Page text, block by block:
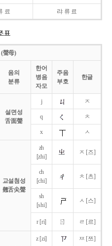
료 랴 류 료
표
聲母)
음의
분류
한어
병음
자모
주음
부호
한글
설면성
舌面聲
j ㅈ
q ㅊ
x ㅅ
교설첨성
翹舌尖聲
zh
[zhi]
ㅈ [즈]
ch
[chi]
ㅊ [츠]
sh
[shi]
ㅅ [스]
r [ri] ㄖ ㄹ [르]
z [zi] ㅉ [쯔]